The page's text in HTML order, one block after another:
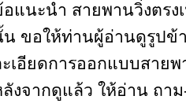
แนะนำ สายพานวิ่งตรง
ขอให้ท่านผู้อ่านดูรูปข้า
เอียดการออกแบบสายพ
งจากดูแล้ว ให้อ่าน ถา